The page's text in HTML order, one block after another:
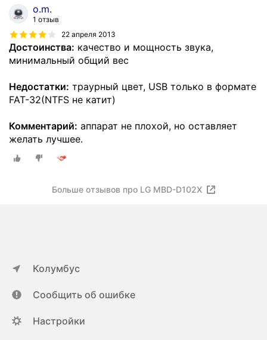
o.m.
1 отзыв
22 апреля 2013
Достоинства: качество и мощность звука,
минимальный общий вес
Недостатки: траурный цвет, USB только в формате
FAT-32(NTFS не катит)
Комментарий: аппарат не плохой, но оставляет
желать лучшее.
Больше отзывов про LG MBD-D102X
Колумбус
Сообщить об ошибке
Настройки